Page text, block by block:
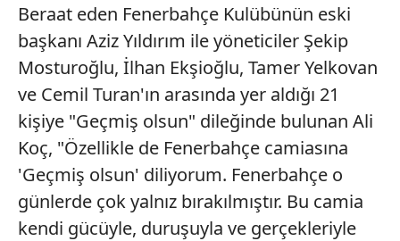
Beraat eden Fenerbahçe Kulübünün eski
başkanı Aziz Yıldırım ile yöneticiler Şekip
Mosturoğlu, İlhan Ekşioğlu, Tamer Yelkovan
ve Cemil Turan'ın arasında yer aldığı 21
kişiye "Geçmiş olsun" dileğinde bulunan Ali
Koç, "Özellikle de Fenerbahçe camiasına
'Geçmiş olsun' diliyorum. Fenerbahçe o
günlerde çok yalnız bırakılmıştır. Bu camia
kendi gücüyle, duruşuyla ve gerçekleriyle